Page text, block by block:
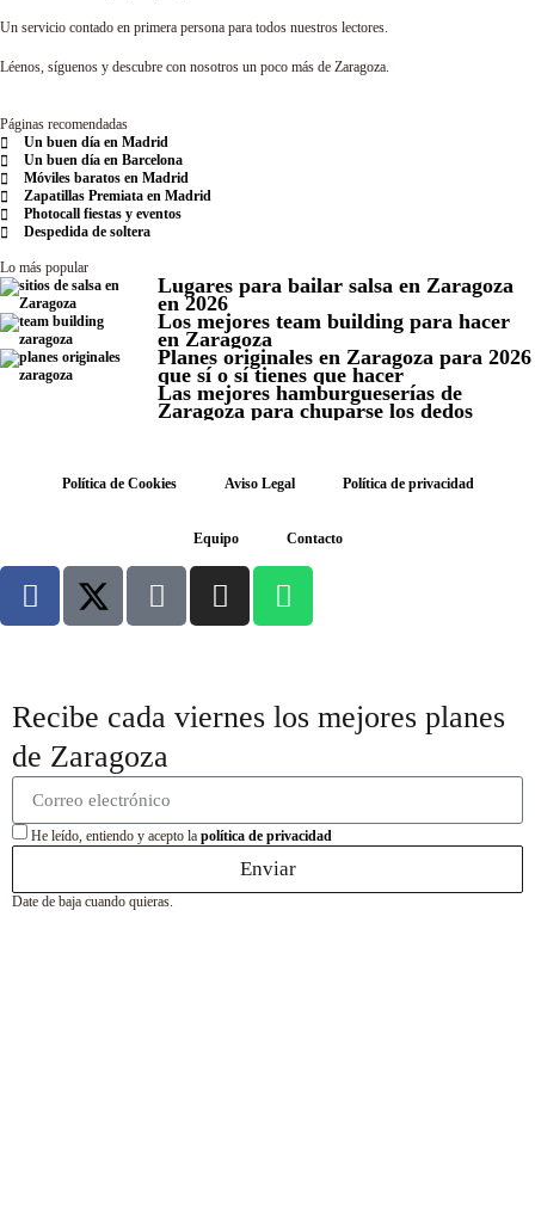
Un servicio contado en primera persona para todos nuestros lectores.
Léenos, síguenos y descubre con nosotros un poco más de Zaragoza.
Páginas recomendadas
Un buen día en Madrid
Un buen día en Barcelona
Móviles baratos en Madrid
Zapatillas Premiata en Madrid
Photocall fiestas y eventos
Despedida de soltera
Lo más popular
Lugares para bailar salsa en Zaragoza
en 2026
Los mejores team building para hacer
en Zaragoza
Planes originales en Zaragoza para 2026
que sí o sí tienes que hacer
Las mejores hamburgueserías de
Zaragoza para chuparse los dedos
Política de Cookies Aviso Legal Política de privacidad
Equipo Contacto
Recibe cada viernes los mejores planes
de Zaragoza
He leído, entiendo y acepto la política de privacidad
Enviar
Date de baja cuando quieras.